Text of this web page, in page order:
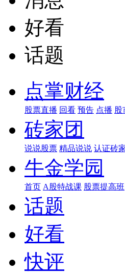
好看
话题
点掌财经
股票直播 回看 预告 点播 股
砖家团
说说股票 精品说说 认证砖
牛金学园
首页 A股特战课 股票提高班
话题
好看
快评